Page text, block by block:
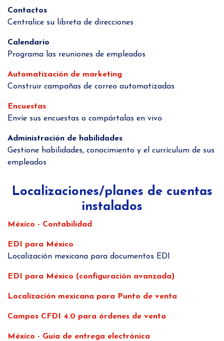
Contactos
Centralice su libreta de direcciones
Calendario
Programa las reuniones de empleados
Automatización de marketing
Construir campañas de correo automatizadas
Encuestas
Envíe sus encuestas o compártalas en vivo
Administración de habilidades
Gestione habilidades, conocimiento y el currículum de sus
empleados
Localizaciones/planes de cuentas
instalados
México - Contabilidad
EDI para México
Localización mexicana para documentos EDI
EDI para México (configuración avanzada)
Localización mexicana para Punto de venta
Campos CFDI 4.0 para órdenes de venta
México - Guía de entrega electrónica